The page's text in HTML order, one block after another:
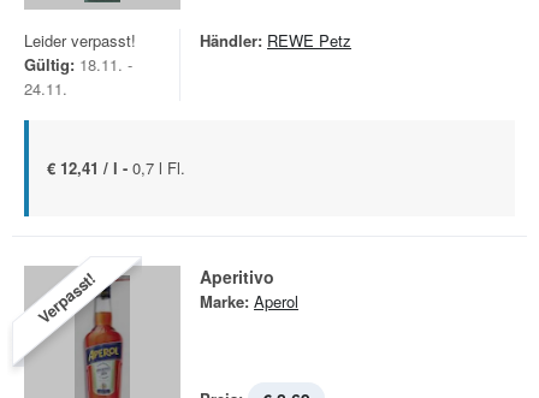
Leider verpasst!
Gültig: 18.11. -
24.11.
Händler: REWE Petz
€ 12,41 / l - 0,7 l Fl.
Verpasst! Aperitivo
Marke: Aperol